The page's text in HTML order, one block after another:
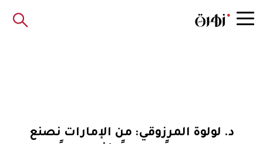
د. لولوة المرزوقي: من الإمارات نصنع